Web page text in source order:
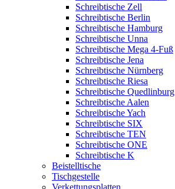
Schreibtische Zell
Schreibtische Berlin
Schreibtische Hamburg
Schreibtische Unna
Schreibtische Mega 4-Fuß
Schreibtische Jena
Schreibtische Nürnberg
Schreibtische Riesa
Schreibtische Quedlinburg
Schreibtische Aalen
Schreibtische Yach
Schreibtische SIX
Schreibtische TEN
Schreibtische ONE
Schreibtische K
Beistelltische
Tischgestelle
Verkettungsplatten